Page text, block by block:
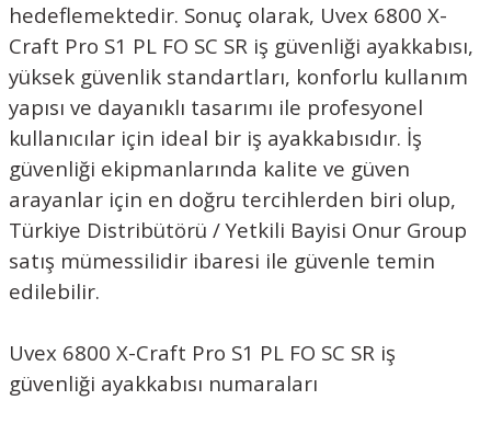
hedeflemektedir. Sonuç olarak, Uvex 6800 X-
Craft Pro S1 PL FO SC SR iş güvenliği ayakkabısı,
yüksek güvenlik standartları, konforlu kullanım
yapısı ve dayanıklı tasarımı ile profesyonel
kullanıcılar için ideal bir iş ayakkabısıdır. İş
güvenliği ekipmanlarında kalite ve güven
arayanlar için en doğru tercihlerden biri olup,
Türkiye Distribütörü / Yetkili Bayisi Onur Group
satış mümessilidir ibaresi ile güvenle temin
edilebilir.
Uvex 6800 X-Craft Pro S1 PL FO SC SR iş
güvenliği ayakkabısı numaraları